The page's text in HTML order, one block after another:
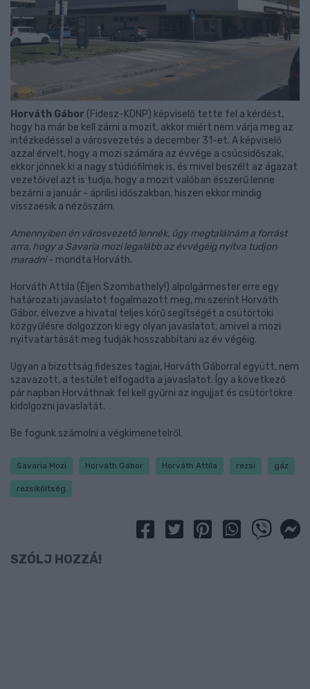
Horváth Gábor (Fidesz-KDNP) képviselő tette fel a kérdést,
hogy ha már be kell zárni a mozit, akkor miért nem várja meg az
intézkedéssel a városvezetés a december 31-et. A képviselő
azzal érvelt, hogy a mozi számára az évvége a csúcsidőszak,
ekkor jönnek ki a nagy stúdiófilmek is, és mivel beszélt az ágazat
vezetőivel azt is tudja, hogy a mozit valóban ésszerű lenne
bezárni a január - áprilisi időszakban, hiszen ekkor mindig
visszaesik a nézőszám.
Amennyiben én városvezető lennék, úgy megtalálnám a forrást
arra, hogy a Savaria mozi legalább az évvégéig nyitva tudjon
maradni- mondta Horváth.
Horváth Attila (Éljen Szombathely!) alpolgármester erre egy
határozati javaslatot fogalmazott meg, mi szerint Horváth
Gábor, élvezve a hivatal teljes körű segítségét a csütörtöki
közgyűlésre dolgozzon ki egy olyan javaslatot, amivel a mozi
nyitvatartását meg tudják hosszabbítani az év végéig.
Ugyan a bizottság fideszes tagjai, Horváth Gáborral együtt, nem
szavazott, a testület elfogadta a javaslatot. Így a következő
pár napban Horváthnak fel kell gyűrni az ingujjat és csütörtökre
kidolgozni javaslatát.
Be fogunk számolni a végkimenetelről.
Savaria Mozi Horváth Gábor Horváth Attila rezsi gáz
rezsiköltség
SZÓLJ HOZZÁ!